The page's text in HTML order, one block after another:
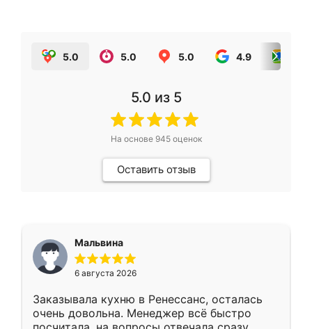
5.0 5.0 5.0 4.9
5.0 из 5
На основе 945оценок
Оставить отзыв
Мальвина
6 августа 2026
Заказывала кухню в Ренессанс, осталась
очень довольна. Менеджер всё быстро